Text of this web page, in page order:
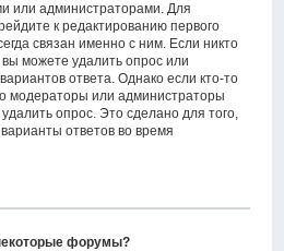
или администраторами. Для
к редактированию первого
связан именно с ним. Если никто
вы можете удалить опрос или
ответа. Однако если кто-то
модераторы или администраторы
опрос. Это сделано для того,
ответов во время
форумы?